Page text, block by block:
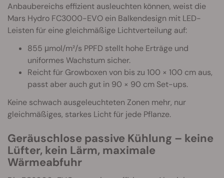
Anbaubereichs effizient ausleuchten können, weist die
Mars Hydro FC3000-EVO ein Balkendesign mit LED-
Leisten für eine gleichmäßige Lichtverteilung auf:
855 μmol/m²/s PPFD stellt hohe Erträge und
uniformes Wachstum sicher.
Reicht für Growboxen von bis zu 100 × 100 cm aus,
passt aber auch gut in 90 × 90 cm Set-ups.
Keine schwach ausgeleuchteten Zonen mehr, nur
gleichmäßiges, starkes Licht für jede Pflanze.
Geräuschlose passive Kühlung – keine
Lüfter, kein Lärm, maximale
Wärmeabfuhr